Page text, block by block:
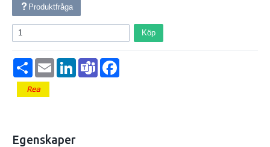
Produktfråga
Köp
Dela Email LinkedInTeams
Egenskaper